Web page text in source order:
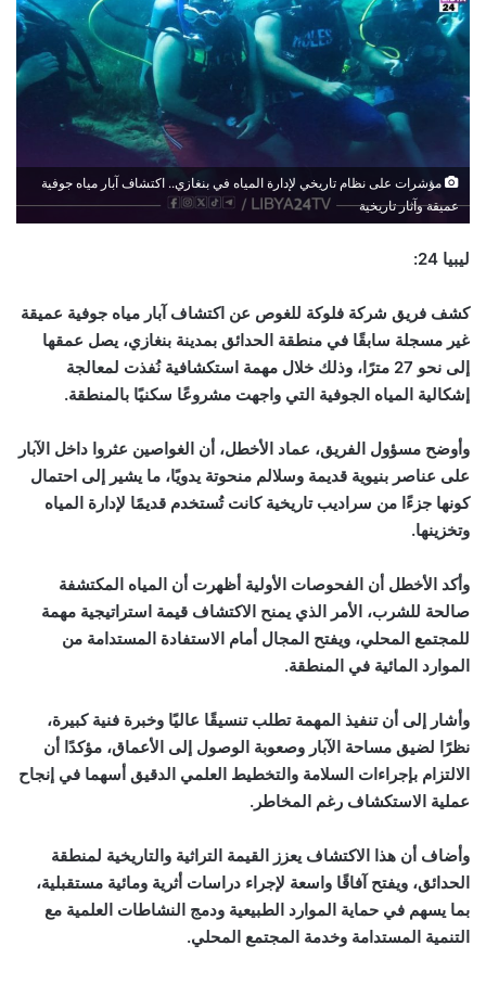
مؤشرات على نظام تاريخي لإدارة المياه في بنغازي.. اكتشاف آبار مياه جوفية
عميقة وآثار تاريخية
ليبيا 24:
كشف فريق شركة فلوكة للغوص عن اكتشاف آبار مياه جوفية عميقة
غير مسجلة سابقًا في منطقة الحدائق بمدينة بنغازي، يصل عمقها
إلى نحو 27 مترًا، وذلك خلال مهمة استكشافية نُفذت لمعالجة
إشكالية المياه الجوفية التي واجهت مشروعًا سكنيًا بالمنطقة.
وأوضح مسؤول الفريق، عماد الأخطل، أن الغواصين عثروا داخل الآبار
على عناصر بنيوية قديمة وسلالم منحوتة يدويًا، ما يشير إلى احتمال
كونها جزءًا من سراديب تاريخية كانت تُستخدم قديمًا لإدارة المياه
وتخزينها.
وأكد الأخطل أن الفحوصات الأولية أظهرت أن المياه المكتشفة
صالحة للشرب، الأمر الذي يمنح الاكتشاف قيمة استراتيجية مهمة
للمجتمع المحلي، ويفتح المجال أمام الاستفادة المستدامة من
الموارد المائية في المنطقة.
وأشار إلى أن تنفيذ المهمة تطلب تنسيقًا عاليًا وخبرة فنية كبيرة،
نظرًا لضيق مساحة الآبار وصعوبة الوصول إلى الأعماق، مؤكدًا أن
الالتزام بإجراءات السلامة والتخطيط العلمي الدقيق أسهما في إنجاح
عملية الاستكشاف رغم المخاطر.
وأضاف أن هذا الاكتشاف يعزز القيمة التراثية والتاريخية لمنطقة
الحدائق، ويفتح آفاقًا واسعة لإجراء دراسات أثرية ومائية مستقبلية،
بما يسهم في حماية الموارد الطبيعية ودمج النشاطات العلمية مع
التنمية المستدامة وخدمة المجتمع المحلي.